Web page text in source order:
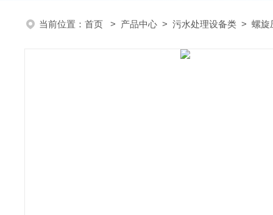
当前位置： 首页 > 产品中心 > 污水处理设备类 > 螺旋